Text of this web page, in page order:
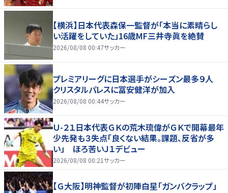
【横浜】日本代表森保一監督が「本当に素晴らし
い活躍をしていた」16歳MF三井寺眞を絶賛
2026/08/08 00:47サッカー
プレミアリーグに日本選手がシーズン最多９人
クリスタルパレスに冨安健洋が加入
2026/08/08 00:44サッカー
Ｕ-２１日本代表ＧＫの荒木琉偉がＧＫで開幕最年
少先発も３失点「良くない結果。課題、反省が多
い」 ほろ苦いＪ１デビュー
2026/08/08 00:21サッカー
【Ｇ大阪】明神監督が初陣白星「ガンバクラップ」